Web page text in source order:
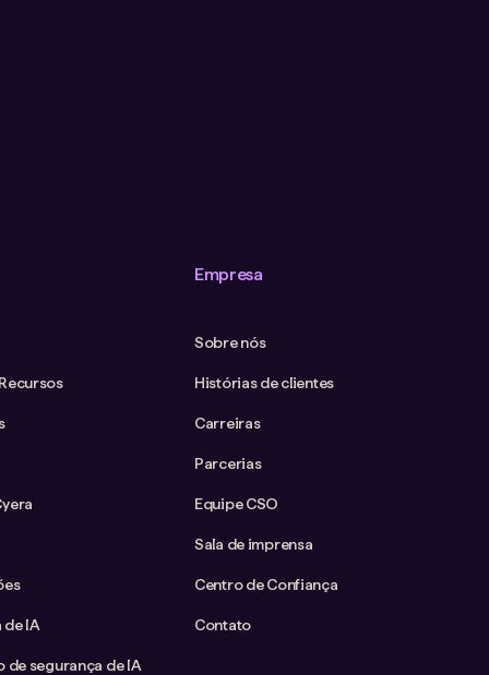
de IA
de segurança de IA
Empresa
Sobre nós
Histórias de clientes
Carreiras
Parcerias
Equipe CSO
Sala de imprensa
Centro de Confiança
Contato